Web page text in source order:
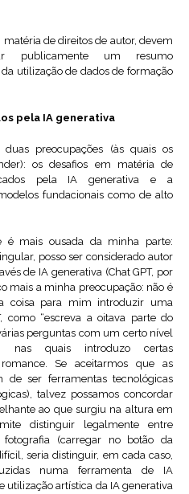
de direitos de autor, devem
publicamente um resumo
utilização de dados de formação
pela IA generativa
preocupações (às quais os
os desafios em matéria de
pela IA generativa e a
fundacionais como de alto
é mais ousada da minha parte:
posso ser considerado autor
de IA generativa (Chat GPT, por
mais a minha preocupação: não é
coisa para mim introduzir uma
como “escreva a oitava parte do
perguntas com um certo nível
nas quais introduzo certas
Se aceitarmos que as
ser ferramentas tecnológicas
talvez possamos concordar
ao que surgiu na altura em
distinguir legalmente entre
fotografia (carregar no botão da
seria distinguir, em cada caso,
numa ferramenta de IA
utilização artística da IA generativa